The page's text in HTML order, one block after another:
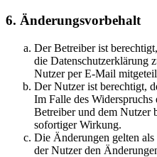
6. Änderungsvorbehalt
Der Betreiber ist
die Datenschutzerklärung
Nutzer per E-Mail
Der Nutzer ist berechtigt,
Im Falle des
Betreiber und dem Nutzer
sofortiger Wirkung.
Die Änderungen gelten
der Nutzer den